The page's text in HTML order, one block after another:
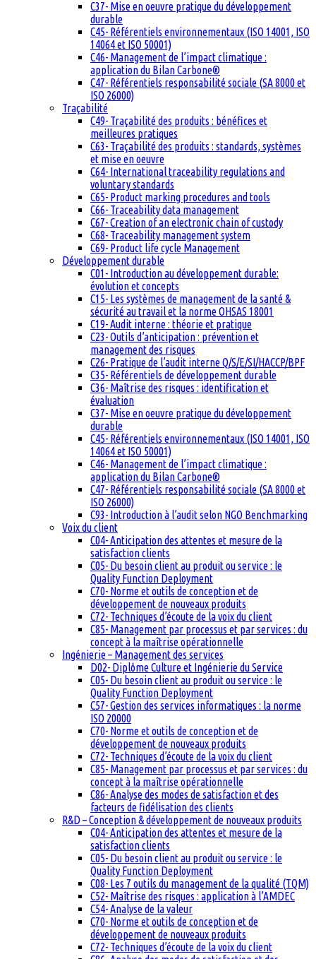
C37- Mise en oeuvre pratique du développement
durable
C45- Référentiels environnementaux (ISO 14001, ISO
14064 et ISO 50001)
C46- Management de l’impact climatique :
application du Bilan Carbone®
C47- Référentiels responsabilité sociale (SA 8000 et
ISO 26000)
Traçabilité
C49- Traçabilité des produits : bénéfices et
meilleures pratiques
C63- Traçabilité des produits : standards, systèmes
et mise en oeuvre
C64- International traceability regulations and
voluntary standards
C65- Product marking procedures and tools
C66- Traceability data management
C67- Creation of an electronic chain of custody
C68- Traceability management system
C69- Product life cycle Management
Développement durable
C01- Introduction au développement durable:
évolution et concepts
C15- Les systèmes de management de la santé &
sécurité au travail et la norme OHSAS 18001
C19- Audit interne : théorie et pratique
C23- Outils d’anticipation : prévention et
management des risques
C26- Pratique de l’audit interne Q/S/E/SI/HACCP/BPF
C35- Référentiels de développement durable
C36- Maîtrise des risques : identification et
évaluation
C37- Mise en oeuvre pratique du développement
durable
C45- Référentiels environnementaux (ISO 14001, ISO
14064 et ISO 50001)
C46- Management de l’impact climatique :
application du Bilan Carbone®
C47- Référentiels responsabilité sociale (SA 8000 et
ISO 26000)
C93- Introduction à l’audit selon NGO Benchmarking
Voix du client
C04- Anticipation des attentes et mesure de la
satisfaction clients
C05- Du besoin client au produit ou service : le
Quality Function Deployment
C70- Norme et outils de conception et de
développement de nouveaux produits
C72- Techniques d’écoute de la voix du client
C85- Management par processus et par services : du
concept à la maîtrise opérationnelle
Ingénierie – Management des services
D02- Diplôme Culture et Ingénierie du Service
C05- Du besoin client au produit ou service : le
Quality Function Deployment
C57- Gestion des services informatiques : la norme
ISO 20000
C70- Norme et outils de conception et de
développement de nouveaux produits
C72- Techniques d’écoute de la voix du client
C85- Management par processus et par services : du
concept à la maîtrise opérationnelle
C86- Analyse des modes de satisfaction et des
facteurs de fidélisation des clients
R&D – Conception & développement de nouveaux produits
C04- Anticipation des attentes et mesure de la
satisfaction clients
C05- Du besoin client au produit ou service : le
Quality Function Deployment
C08- Les 7 outils du management de la qualité (TQM)
C52- Maîtrise des risques : application à l’AMDEC
C54- Analyse de la valeur
C70- Norme et outils de conception et de
développement de nouveaux produits
C72- Techniques d’écoute de la voix du client